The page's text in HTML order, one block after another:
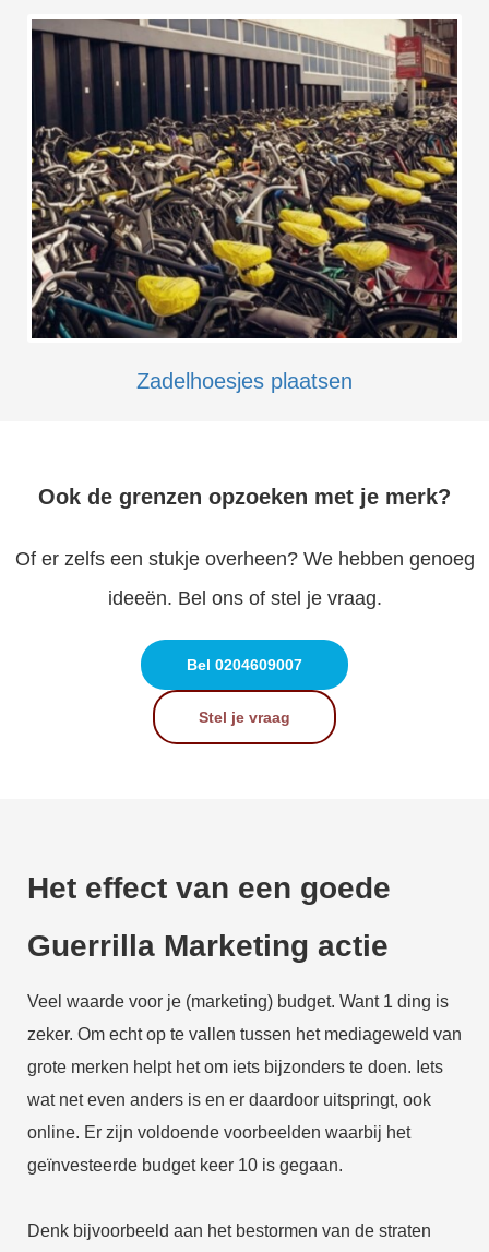
Zadelhoesjes plaatsen
Ook de grenzen opzoeken met je merk?
Of er zelfs een stukje overheen? We hebben genoeg
ideeën. Bel ons of stel je vraag.
Bel 0204609007
Stel je vraag
Het effect van een goede
Guerrilla Marketing actie
Veel waarde voor je (marketing) budget. Want 1 ding is
zeker. Om echt op te vallen tussen het mediageweld van
grote merken helpt het om iets bijzonders te doen. Iets
wat net even anders is en er daardoor uitspringt, ook
online. Er zijn voldoende voorbeelden waarbij het
geïnvesteerde budget keer 10 is gegaan.
Denk bijvoorbeeld aan het bestormen van de straten